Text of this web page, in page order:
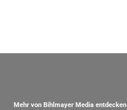
Mehr von Bihlmayer Media entdecken